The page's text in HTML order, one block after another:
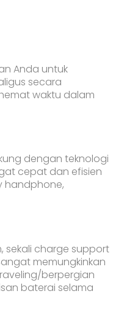
Anda untuk
secara
waktu dalam
dengan teknologi
cepat dan efisien
handphone,
sekali charge support
memungkinkan
berpergian
baterai selama